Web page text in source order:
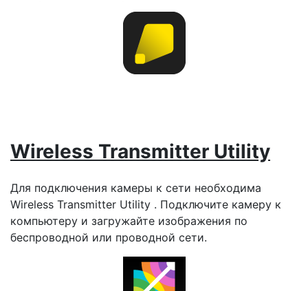
Wireless Transmitter Utility
Для подключения камеры к сети необходима
Wireless Transmitter Utility . Подключите камеру к
компьютеру и загружайте изображения по
беспроводной или проводной сети.